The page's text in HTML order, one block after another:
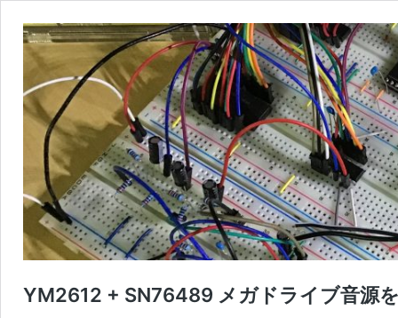
YM2612 + SN76489 メガドライブ音源